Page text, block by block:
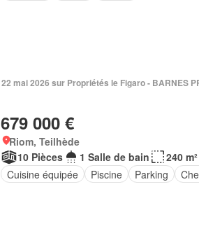
22 mai 2026 sur Propriétés le Figaro - BARNES
679 000 €
Riom, Teilhède
10 Pièces
1 Salle de bain
240 m²
Cuisine équipée
Piscine Parking